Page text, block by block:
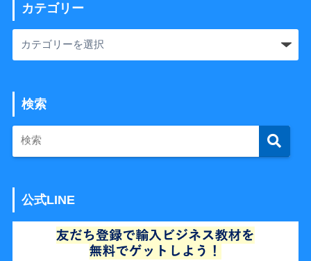
カテゴリー
検索
公式LINE